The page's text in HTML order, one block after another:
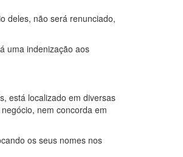
deles, não será renunciado,
uma indenização aos
está localizado em diversas
nem concorda em
os seus nomes nos